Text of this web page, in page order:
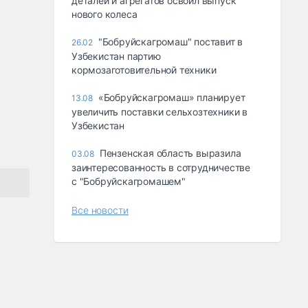
нового колеса
26.02 "Бобруйскагромаш" поставит в
Узбекистан партию
кормозаготовительной техники
13.08 «Бобруйскагромаш» планирует
увеличить поставки сельхозтехники в
Узбекистан
03.08 Пензенская область выразила
заинтересованность в сотрудничестве
с "Бобруйскагромашем"
Все новости